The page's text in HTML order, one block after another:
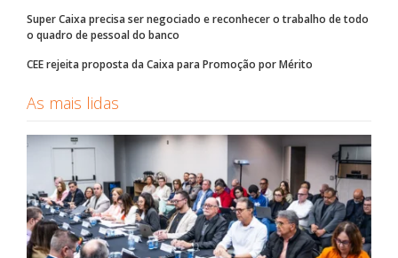
Super Caixa precisa ser negociado e reconhecer o trabalho de todo
o quadro de pessoal do banco
CEE rejeita proposta da Caixa para Promoção por Mérito
As mais lidas